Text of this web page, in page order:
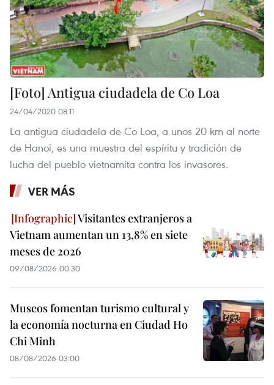
[Foto] Antigua ciudadela de Co Loa
24/04/2020 08:11
La antigua ciudadela de Co Loa, a unos 20 km al norte
de Hanoi, es una muestra del espíritu y tradición de
lucha del pueblo vietnamita contra los invasores.
VER MÁS
Visitantes extranjeros a
Vietnam aumentan un 13,8% en siete
meses de 2026
09/08/2026 00:30
Museos fomentan turismo cultural y
la economía nocturna en Ciudad Ho
Chi Minh
08/08/2026 03:00